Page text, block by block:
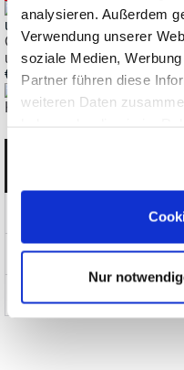
analysieren. Außerdem
Verwendung unserer
soziale Medien,
Partner führen diese
weiteren Daten
Nur
ClampMan Standard
und Baugruppen
€ 1.944,46
Keysight BenchVue
News und Aktionen